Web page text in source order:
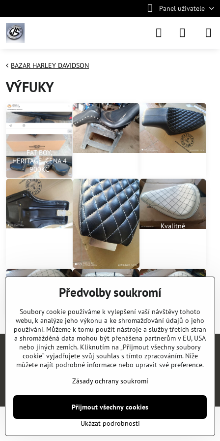
Panel uživatele
BAZAR HARLEY DAVIDSON
VÝFUKY
FAT BOY,
HERITAGE. CENA 4
900KČ
Kvalitně
ÚvodE-SHOPKATALOGYNEWSKONTAKTREFERENCE
Předvolby soukromíZásady ochrany soukromí
Vytvořeno systémem:ByznysWeb.cz
Předvolby soukromí
Soubory cookie používáme k vylepšení vaší návštěvy tohoto
webu, k analýze jeho výkonu a ke shromažďování údajů o jeho
používání. Můžeme k tomu použít nástroje a služby třetích stran
a shromážděná data mohou být přenášena partnerům v EU, USA
nebo jiných zemích. Kliknutím na „Přijmout všechny soubory
cookie“ vyjadřujete svůj souhlas s tímto zpracováním. Níže
můžete najít podrobné informace nebo upravit své preference.
Zásady ochrany soukromí
Ukázat podrobnosti
Přijmout všechny cookies